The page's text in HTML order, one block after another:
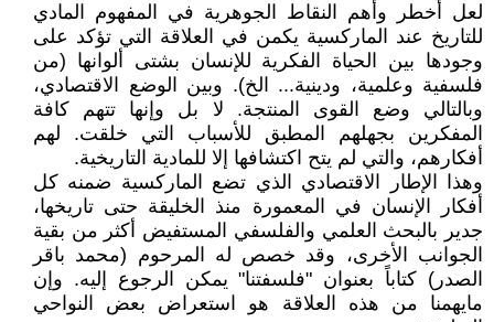
لعل أخطر وأهم النقاط الجوهرية في المفهوم المادي
للتاريخ عند الماركسية يكمن في العلاقة التي تؤكد على
وجودها بين الحياة الفكرية للإنسان بشتى ألوانها (من
فلسفية وعلمية، ودينية... الخ). وبين الوضع الاقتصادي،
وبالتالي وضع القوى المنتجة. لا بل وإنها تتهم كافة
المفكرين بجهلهم المطبق للأسباب التي خلقت. لهم
أفكارهم، والتي لم يتح اكتشافها إلا للمادية التاريخية.
وهذا الإطار الاقتصادي الذي تضع الماركسية ضمنه كل
أفكار الإنسان في المعمورة منذ الخليقة حتى تاريخها،
جدير بالبحث العلمي والفلسفي المستفيض أكثر من بقية
الجوانب الأخرى، وقد خصص له المرحوم (محمد باقر
الصدر) كتاباً بعنوان "فلسفتنا" يمكن الرجوع إليه. وإن
مايهمنا من هذه العلاقة هو استعراض بعض النواحي